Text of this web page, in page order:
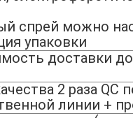
спрей можно
упаковки
доставки
2 раза QC
линии +